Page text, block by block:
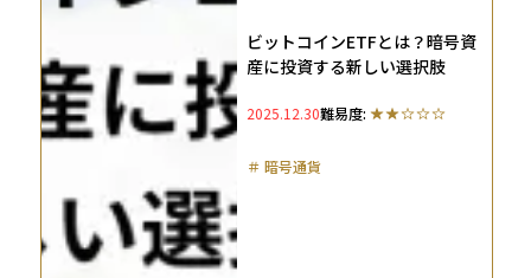
ビットコインETFとは？暗号資
産に投資する新しい選択肢
2025.12.30難易度:
＃暗号通貨